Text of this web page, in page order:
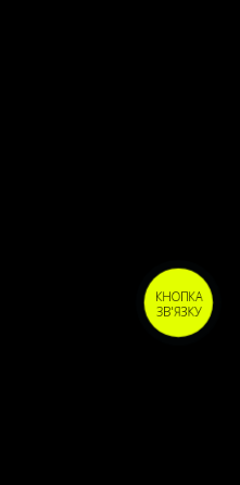
КНОПКА
ЗВ'ЯЗКУ